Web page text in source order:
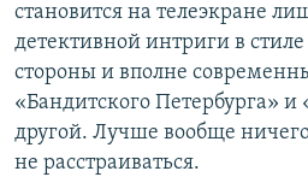
становится на телеэкране
детективной интриги в
стороны и вполне
«Бандитского Петербурга»
другой. Лучше вообще
не расстраиваться.